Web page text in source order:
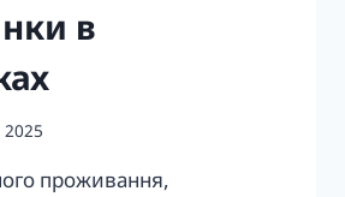
в
2025
проживання,